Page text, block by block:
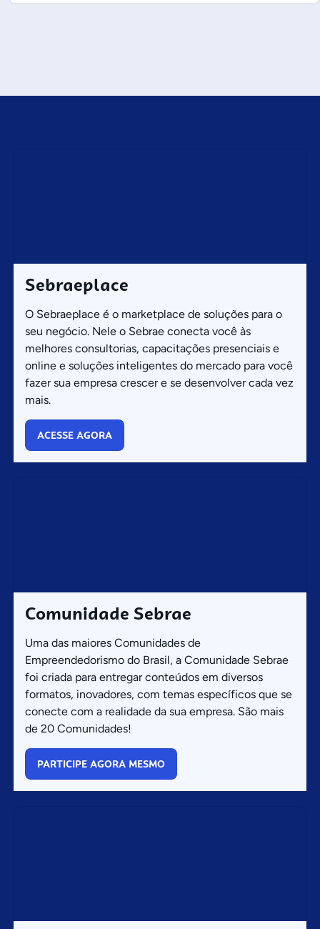
Sebraeplace
O Sebraeplace é o marketplace de soluções para o
seu negócio. Nele o Sebrae conecta você às
melhores consultorias, capacitações presenciais e
online e soluções inteligentes do mercado para você
fazer sua empresa crescer e se desenvolver cada vez
mais.
ACESSE AGORA
Comunidade Sebrae
Uma das maiores Comunidades de
Empreendedorismo do Brasil, a Comunidade Sebrae
foi criada para entregar conteúdos em diversos
formatos, inovadores, com temas específicos que se
conecte com a realidade da sua empresa. São mais
de 20 Comunidades!
PARTICIPE AGORA MESMO